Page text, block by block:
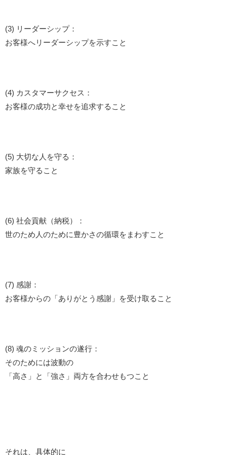
(3) リーダーシップ：
お客様へリーダーシップを示すこと
(4) カスタマーサクセス：
お客様の成功と幸せを追求すること
(5) 大切な人を守る：
家族を守ること
(6) 社会貢献（納税）：
世のため人のために豊かさの循環をまわすこと
(7) 感謝：
お客様からの「ありがとう感謝」を受け取ること
(8) 魂のミッションの遂行：
そのためには波動の
「高さ」と「強さ」両方を合わせもつこと
それは、具体的に